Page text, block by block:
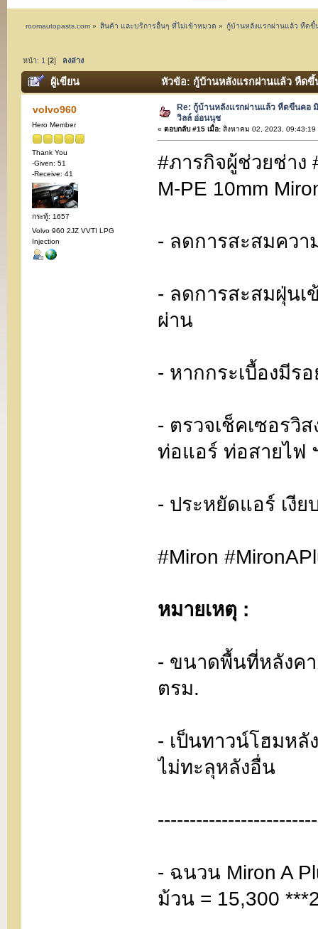
roomautopasts.com» สินค้า และบริการอื่นๆ ที่ไม่เข้าหมวด » กู้บ้านหลังแรกผ่านแล้ว หืด
หน้า: 1 [2] ลงล่าง
ผู้เขียน หัวข้อ: กู้บ้านหลังแรกผ่านแล้ว หืด
volvo960
Hero Member
Thank You
-Given: 51
-Receive: 41
กระทู้: 1657
Volvo 960 2JZ VVTI LPG
Injection
Re: กู้บ้านหลังแรกผ่านแล้ว หืดขึ้นคอ
วิลล์ อ่อนนุช
« ตอบกลับ #15 เมื่อ:สิงหาคม 02, 2023, 09:43:19
#ภารกิจผู้ช่วยช่าง
M-PE 10mm
- ลดการสะสมควา
- ลดการสะสมฝุ่นเ
ผ่าน
- หากกระเบื้องมีร
- ตรวจเช็คเซอรวิ
ท่อแอร์ ท่อสายไฟ
- ประหยัดแอร์ เงี
#Miron
หมายเหตุ :
- ขนาดพื้นที่หลังคา
ตรม.
- เป็นทาวน์โฮมหลั
ไม่ทะลุหลังอื่น
- ฉนวน Miron A
ม้วน = 15,300